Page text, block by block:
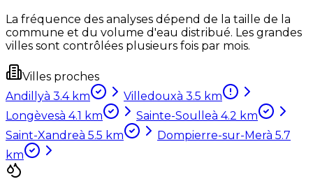
La fréquence des analyses dépend de la taille de la
commune et du volume d'eau distribué. Les grandes
villes sont contrôlées plusieurs fois par mois.
Villes proches
Andillyà 3.4km Villedouxà 3.5 km
Longèvesà 4.1 km Sainte-Soulleà 4.2 km
Saint-Xandreà 5.5 km Dompierre-sur-Merà 5.7
km